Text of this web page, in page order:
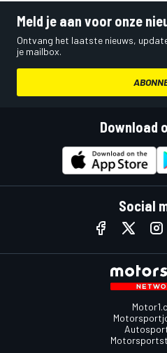
Meld je aan voor onze
Ontvang het laatste nieuws,
je mailbox.
Download
Social